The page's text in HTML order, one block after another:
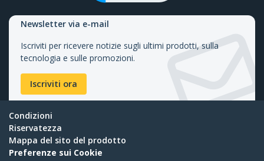
Newsletter via e-mail
Iscriviti per ricevere notizie sugli ultimi prodotti, sulla
tecnologia e sulle promozioni.
Iscriviti ora
Condizioni
Riservatezza
Mappa del sito del prodotto
Preferenze sui Cookie